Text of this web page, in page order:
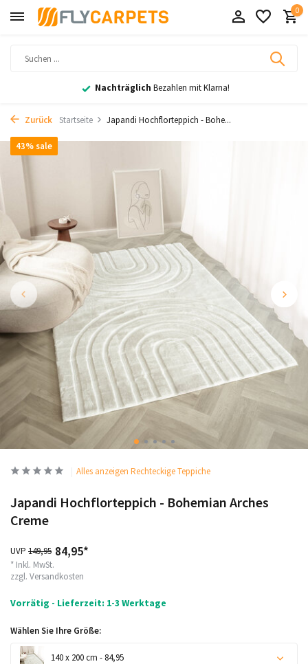
0
Nachträglich Bezahlen mit Klarna!
Zurück Startseite Japandi Hochflorteppich - Bohe...
43% sale
Alles anzeigen Rechteckige Teppiche
Japandi Hochflorteppich - Bohemian Arches
Creme
UVP 149,95 84,95*
* Inkl. MwSt.
zzgl. Versandkosten
Vorrätig - Lieferzeit: 1-3 Werktage
Wählen Sie Ihre Größe:
140 x 200 cm - 84,95